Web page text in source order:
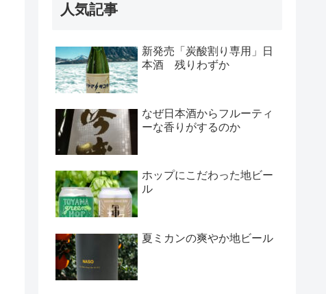
人気記事
新発売「炭酸割り専用」日
本酒 残りわずか
なぜ日本酒からフルーティ
ーな香りがするのか
ホップにこだわった地ビー
ル
夏ミカンの爽やか地ビール